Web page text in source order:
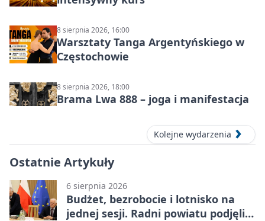
8 sierpnia 2026, 16:00
Warsztaty Tanga Argentyńskiego w
Częstochowie
8 sierpnia 2026, 18:00
Brama Lwa 888 – joga i manifestacja
Kolejne wydarzenia
Ostatnie Artykuły
6 sierpnia 2026
Budżet, bezrobocie i lotnisko na
jednej sesji. Radni powiatu podjęli